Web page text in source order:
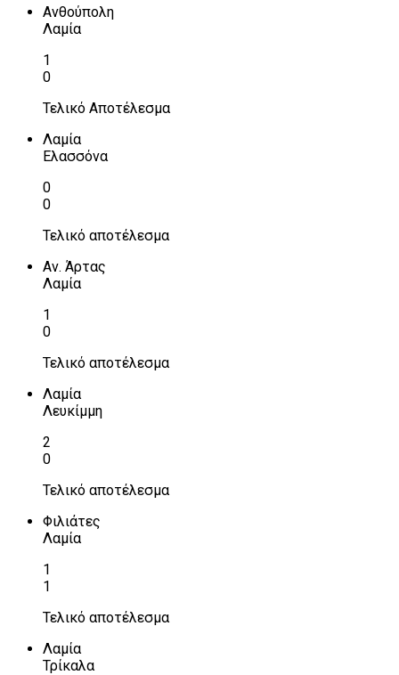
Ανθούπολη
Λαμία
1
0
Τελικό Αποτέλεσμα
Λαμία
Ελασσόνα
0
0
Τελικό αποτέλεσμα
Αν. Άρτας
Λαμία
1
0
Τελικό αποτέλεσμα
Λαμία
Λευκίμμη
2
0
Τελικό αποτέλεσμα
Φιλιάτες
Λαμία
1
1
Τελικό αποτέλεσμα
Λαμία
Τρίκαλα